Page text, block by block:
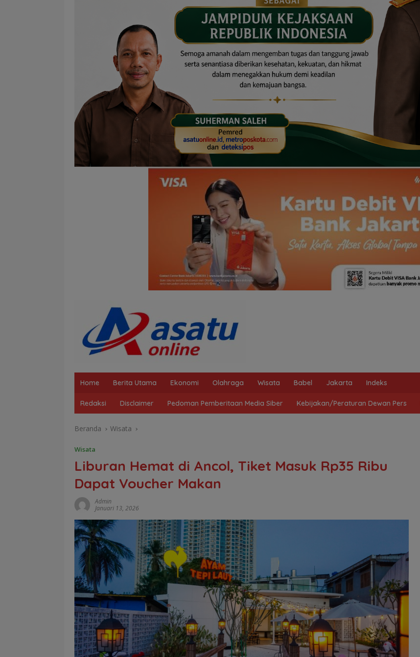
Home Berita Utama Ekonomi Olahraga Wisata Babel Jakarta Indeks
Redaksi Disclaimer Pedoman Pemberitaan Media Siber Kebijakan/Peraturan Dewan Pers
Beranda Wisata
Wisata
Liburan Hemat di Ancol, Tiket Masuk Rp35 Ribu
Dapat Voucher Makan
Admin
Januari 13, 2026